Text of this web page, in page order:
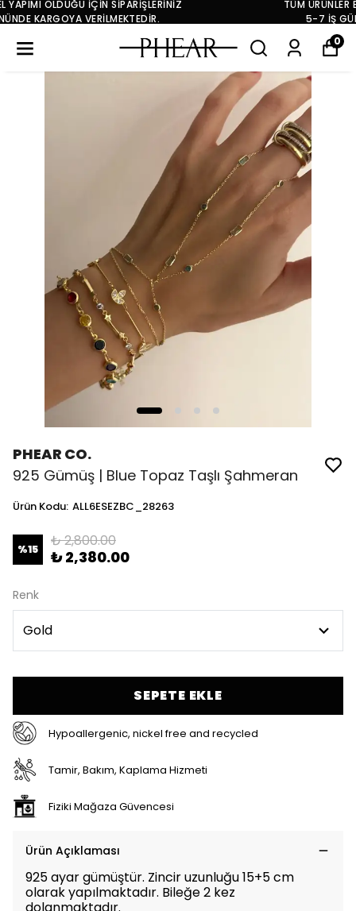
TÜM ÜRÜNLER EL YAPIMI OLDUĞU İÇİN SİPARİŞLERİNİZ
5-7 İŞ GÜNÜNDE KARGOYA VERİLMEKTEDİR.
0
PHEAR CO.
925 Gümüş | Blue Topaz Taşlı Şahmeran
Ürün Kodu: ALL6ESEZBC_28263
%15 ₺ 2,800.00
₺ 2,380.00
Renk
SEPETE EKLE
Hypoallergenic, nickel free and recycled
Tamir, Bakım, Kaplama Hizmeti
Fiziki Mağaza Güvencesi
Ürün Açıklaması
925 ayar gümüştür. Zincir uzunluğu 15+5 cm
olarak yapılmaktadır. Bileğe 2 kez